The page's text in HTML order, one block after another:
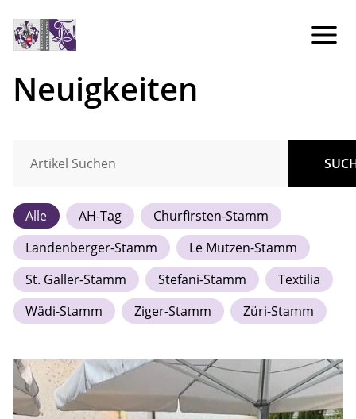
Neuigkeiten
Alle AH-Tag
Churfirsten-Stamm
Landenberger-Stamm
Le Mutzen-Stamm
St. Galler-Stamm
Stefani-Stamm
Textilia
Wädi-Stamm
Ziger-Stamm Züri-Stamm